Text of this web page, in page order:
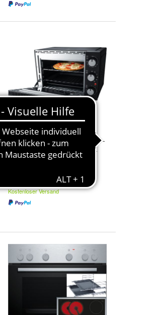
Steba Mini Backofen KB M19 -
19 l - Ober- und Unterhitze -
Timer - Doppel-Glastür
Kostenloser Versand